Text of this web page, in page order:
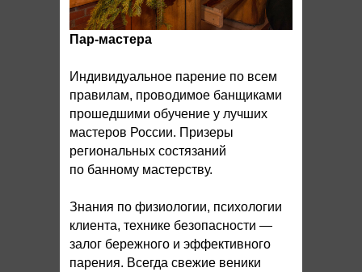
Пар-мастера
Индивидуальное парение по всем
правилам, проводимое банщиками
прошедшими обучение у лучших
мастеров России. Призеры
региональных состязаний
по банному мастерству.
Знания по физиологии, психологии
клиента, технике безопасности —
залог бережного и эффективного
парения. Всегда свежие веники